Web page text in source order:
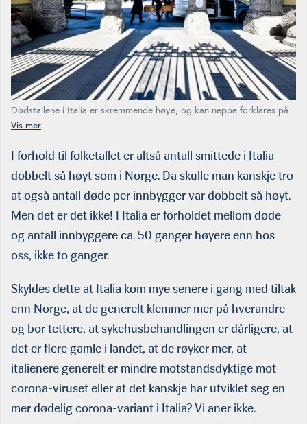
Dødstallene i Italia er skremmende høye, og kan neppe forklares på
en annen måte enn at det er langt flere faktisk smittede enn
I forhold til folke­tallet er altså antall smittede i Italia
dobbelt så høyt som i Norge. Da skulle man kanskje tro
at også antall døde per innbygger var dobbelt så høyt.
Men det er det ikke! I Italia er forholdet mellom døde
og antall innbyggere ca. 50 ganger høyere enn hos
oss, ikke to ganger.
Skyldes dette at Italia kom mye senere i gang med tiltak
enn Norge, at de generelt klemmer mer på hverandre
og bor tettere, at sykehusbehandlingen er dårligere, at
det er flere gamle i landet, at de røyker mer, at
italienere generelt er mindre motstandsdyktige mot
corona-viruset eller at det kanskje har utviklet seg en
mer dødelig corona-variant i Italia? Vi aner ikke.